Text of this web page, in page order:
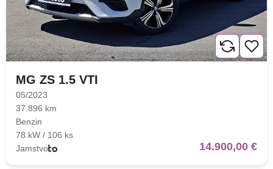
MG ZS 1.5 VTI
05/2023
37.896 km
Benzin
78 kW / 106 ks
Jamstvo
14.900,00 €